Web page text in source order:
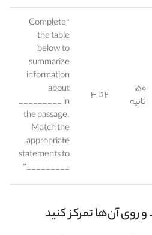
۱۵۰
ثانیه
۲ تا ۳
“Complete
the table
below to
summarize
information
about
_________ in
the passage.
Match the
appropriate
statements to
_________”
و روی آن‌ها تمرکز کنید